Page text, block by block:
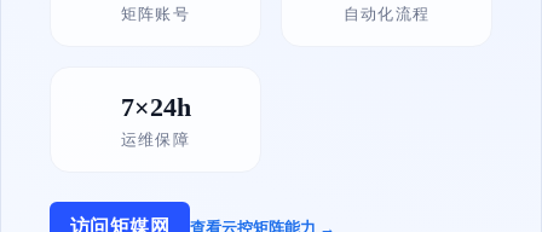
矩阵账号 自动化流程
7×24h
运维保障
访问矩媒网 查看云控矩阵能力 →